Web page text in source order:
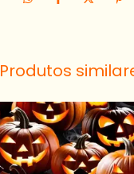
Produtos